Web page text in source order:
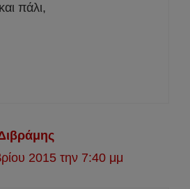
πάλι,
2015 την 7:40 μμ